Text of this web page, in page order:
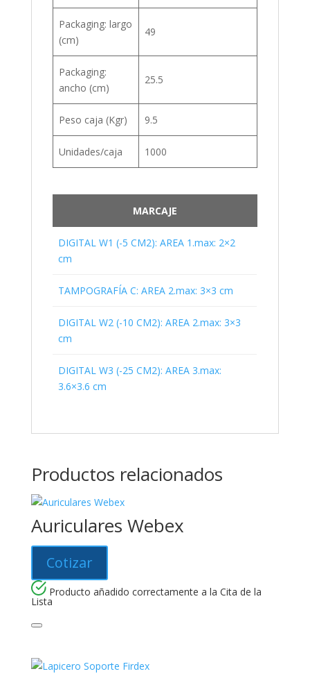
Packaging: largo
(cm)
49
Packaging:
ancho (cm)
25.5
Peso caja (Kgr) 9.5
Unidades/caja 1000
MARCAJE
DIGITAL W1 (-5 CM2): AREA 1.max: 2×2
cm
TAMPOGRAFÍA C: AREA 2.max: 3×3 cm
DIGITAL W2 (-10 CM2): AREA 2.max: 3×3
cm
DIGITAL W3 (-25 CM2): AREA 3.max:
3.6×3.6 cm
Productos relacionados
Auriculares Webex
Cotizar
Producto añadido correctamente a la Cita de la
Lista